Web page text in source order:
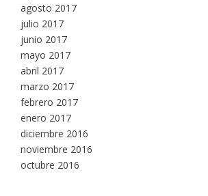
agosto 2017
julio 2017
junio 2017
mayo 2017
abril 2017
marzo 2017
febrero 2017
enero 2017
diciembre 2016
noviembre 2016
octubre 2016